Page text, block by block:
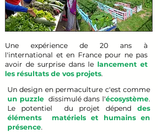
Un design en permaculture c'est comme
un puzzle dissimulé dans l'écosystème.
Le potentiel du projet dépend des
éléments matériels et humains en
présence.
Une expérience de 20 ans à
l'international et en France pour ne pas
avoir de surprise dans le lancement et
les résultats de vos projets.